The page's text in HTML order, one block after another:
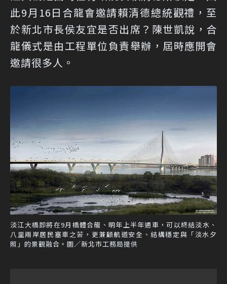
此9月16日合龍會邀請賴清德總統觀禮，至
於新北市長侯友宜是否出席？陳世凱說，合
龍儀式是由工程單位負責舉辦，屆時應開會
邀請很多人。
淡江大橋即將在9月橋體合龍、明年上半年通車，可以終結淡水、
八里兩岸居民塞車之苦，更兼顧航道安全、結構穩定與「淡水夕
照」的景觀融合。圖／新北市工務局提供